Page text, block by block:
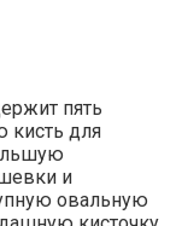
пять
кисть для
и
овальную